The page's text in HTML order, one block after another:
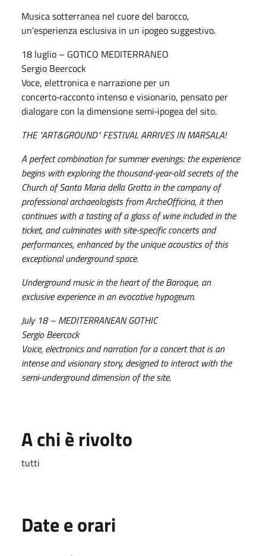
Musica sotterranea nel cuore del barocco,
un'esperienza esclusiva in un ipogeo suggestivo.
18 luglio – GOTICO MEDITERRANEO
Sergio Beercock
Voce, elettronica e narrazione per un
concerto‑racconto intenso e visionario, pensato per
dialogare con la dimensione semi‑ipogea del sito.
THE "ART&GROUND" FESTIVAL ARRIVES IN MARSALA!
A perfect combination for summer evenings: the experience
begins with exploring the thousand-year-old secrets of the
Church of Santa Maria della Grotta in the company of
professional archaeologists from ArcheOfficina, it then
continues with a tasting of a glass of wine included in the
ticket, and culminates with site-specific concerts and
performances, enhanced by the unique acoustics of this
exceptional underground space.
Underground music in the heart of the Baroque, an
exclusive experience in an evocative hypogeum.
July 18 – MEDITERRANEAN GOTHIC
Sergio Beercock
Voice, electronics and narration for a concert that is an
intense and visionary story, designed to interact with the
semi‑underground dimension of the site.
A chi è rivolto
tutti
Date e orari